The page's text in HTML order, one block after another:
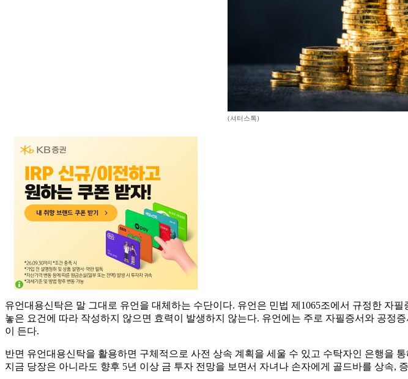
(셔터스톡)
유언대용신탁은 말 그대로 유언을 대체하는 수단이다. 유언은 민법 제1065조에서 규정한 자
놓은 요건에 따라 작성하지 않으면 효력이 발생하지 않는다. 유언에는 주로 자필증서와 공정
이 든다.
반면 유언대용신탁을 활용하면 구체적으로 사전 상속 계획을 세울 수 있고 수탁자인 은행을
지금 당장은 아니라도 향후 5년 이상 금 투자 전망을 보면서 자녀나 손자에게 골드바를 상속